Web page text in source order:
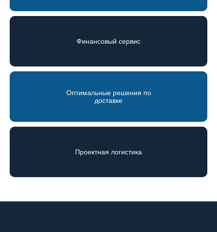
Финансовый сервис
Оптимальные решения по
доставке
Проектная логистика